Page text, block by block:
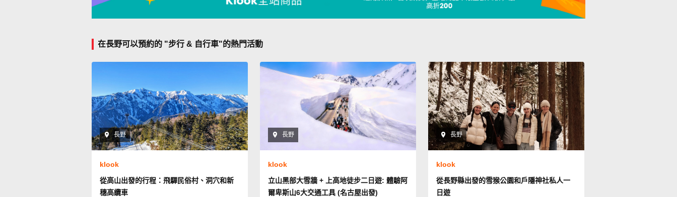
在長野可以預約的 "步行 & 自行車"的熱門活動
長野
klook
從高山出發的行程：飛驒民俗村、洞穴和新
穗高纜車
長野
klook
立山黑部大雪牆 + 上高地徒步二日遊: 體驗阿
爾卑斯山6大交通工具 (名古屋出發)
長野
klook
從長野縣出發的雪猴公園和戶隱神社私人一
日遊